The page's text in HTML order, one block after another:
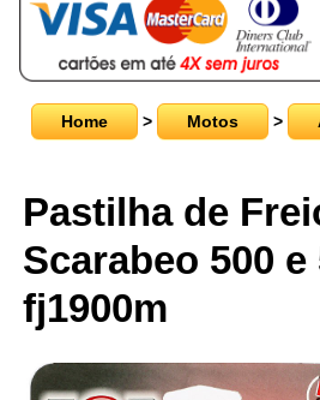
Home > Motos >
Pastilha de
Scarabeo 500
fj1900m